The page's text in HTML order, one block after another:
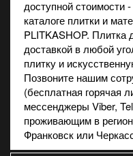
доступной стоимости
каталоге плитки и
PLITKASHOP. Плитка
доставкой в любой
плитку и
Позвоните нашим
(бесплатная горячая
мессенджеры Viber,
проживающим в
Франковск или